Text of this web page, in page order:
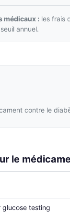
médicaux : les frais
annuel.
contre le
le
glucose testing